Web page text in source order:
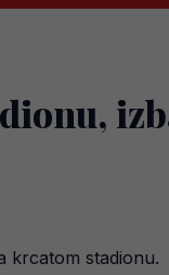
krcatom stadionu.